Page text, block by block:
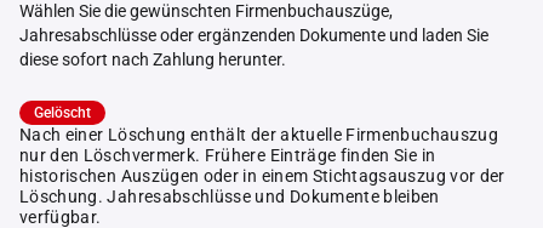
Wählen Sie die gewünschten Firmenbuchauszüge,
Jahresabschlüsse oder ergänzenden Dokumente und laden Sie
diese sofort nach Zahlung herunter.
Gelöscht
Nach einer Löschung enthält der aktuelle Firmenbuchauszug
nur den Löschvermerk. Frühere Einträge finden Sie in
historischen Auszügen oder in einem Stichtagsauszug vor der
Löschung. Jahresabschlüsse und Dokumente bleiben
verfügbar.